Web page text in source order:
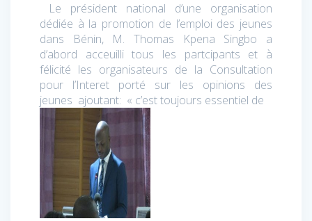
Le président national d’une organisation
dédiée à la promotion de l’emploi des jeunes
dans Bénin, M. Thomas Kpena Singbo a
d’abord acceuilli tous les partcipants et à
félicité les organisateurs de la Consultation
pour l’Interet porté sur les opinions des
jeunes ajoutant: « c’est toujours essentiel de